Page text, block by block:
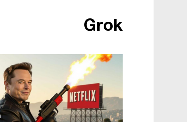
Grok